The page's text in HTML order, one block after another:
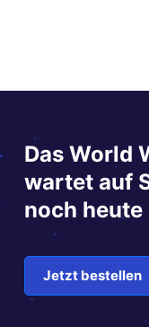
Das World
wartet auf
noch
Jetzt bestellen